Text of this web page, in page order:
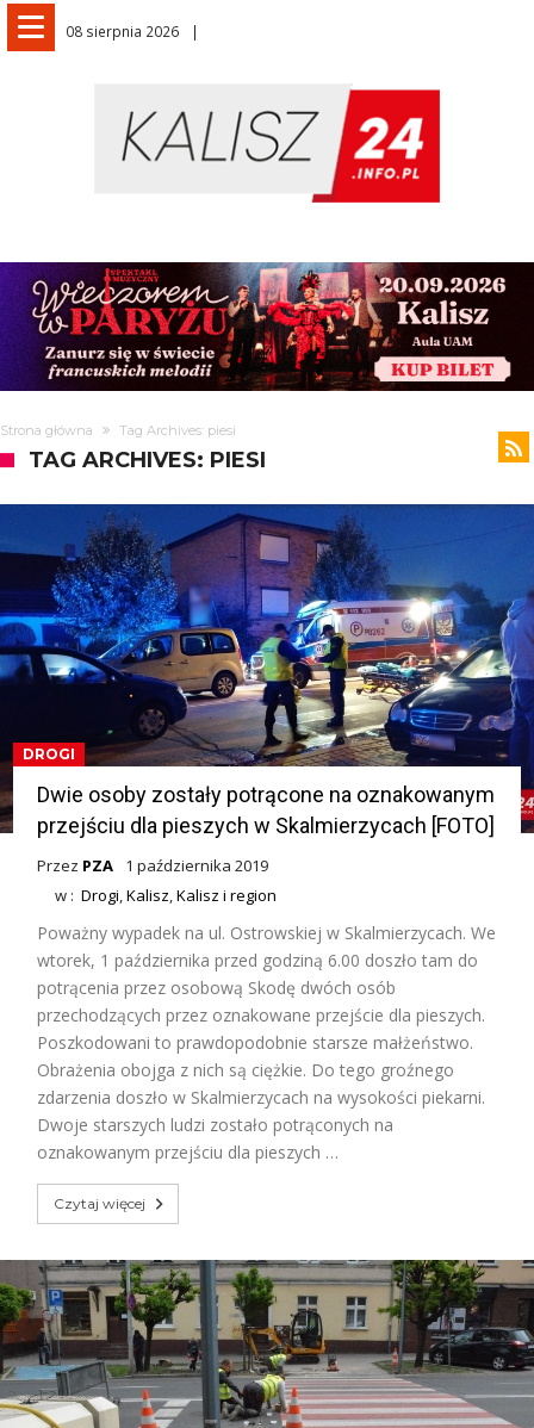
08 sierpnia 2026
Strona główna Tag Archives: piesi
TAG ARCHIVES: PIESI
DROGI
Dwie osoby zostały potrącone na oznakowanym
przejściu dla pieszych w Skalmierzycach [FOTO]
Przez PZA
1 października 2019
w :Drogi,Kalisz,Kalisz i region
Poważny wypadek na ul. Ostrowskiej w Skalmierzycach. We
wtorek, 1 października przed godziną 6.00 doszło tam do
potrącenia przez osobową Skodę dwóch osób
przechodzących przez oznakowane przejście dla pieszych.
Poszkodowani to prawdopodobnie starsze małżeństwo.
Obrażenia obojga z nich są ciężkie. Do tego groźnego
zdarzenia doszło w Skalmierzycach na wysokości piekarni.
Dwoje starszych ludzi zostało potrąconych na
oznakowanym przejściu dla pieszych …
Czytaj więcej